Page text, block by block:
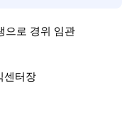
으로 경위 임관
센터장